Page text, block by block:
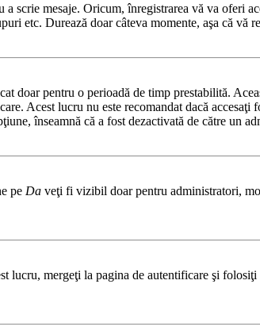
scrie mesaje. Oricum, înregistrarea vă va oferi
etc. Durează doar câteva momente, aşa că vă
doar pentru o perioadă de timp prestabilită.
Acest lucru nu este recomandat dacă
înseamnă că a fost dezactivată de către un
pe Da veţi fi vizibil doar pentru administratori,
lucru, mergeţi la pagina de autentificare şi folosiţi